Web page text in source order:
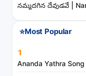
s
నమ్మదగిన దేవుడవే |
⭐Most Popular
1
Ananda Yathra